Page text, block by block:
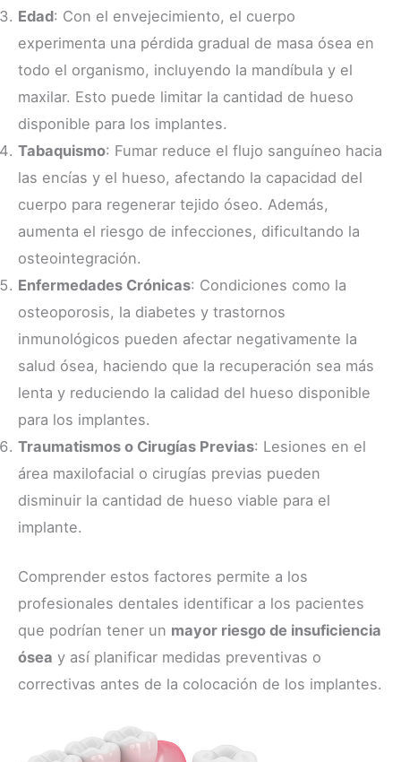
Edad: Con el envejecimiento, el cuerpo
experimenta una pérdida gradual de masa ósea en
todo el organismo, incluyendo la mandíbula y el
maxilar. Esto puede limitar la cantidad de hueso
disponible para los implantes.
Tabaquismo: Fumar reduce el flujo sanguíneo hacia
las encías y el hueso, afectando la capacidad del
cuerpo para regenerar tejido óseo. Además,
aumenta el riesgo de infecciones, dificultando la
osteointegración.
Enfermedades Crónicas: Condiciones como la
osteoporosis, la diabetes y trastornos
inmunológicos pueden afectar negativamente la
salud ósea, haciendo que la recuperación sea más
lenta y reduciendo la calidad del hueso disponible
para los implantes.
Traumatismos o Cirugías Previas: Lesiones en el
área maxilofacial o cirugías previas pueden
disminuir la cantidad de hueso viable para el
implante.
Comprender estos factores permite a los
profesionales dentales identificar a los pacientes
que podrían tener un mayor riesgo de insuficiencia
ósea y así planificar medidas preventivas o
correctivas antes de la colocación de los implantes.